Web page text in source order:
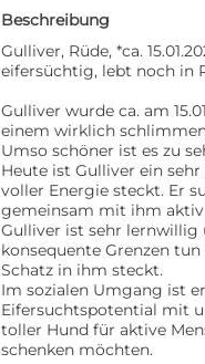
Beschreibung
Gulliver, Rüde, *ca.
eifersüchtig, lebt noch in
Gulliver wurde ca. am
einem wirklich
Umso schöner ist es zu
Heute ist Gulliver ein
voller Energie steckt. Er
gemeinsam mit ihm aktiv
Gulliver ist sehr lernwillig
konsequente Grenzen
Schatz in ihm steckt.
Im sozialen Umgang ist
Eifersuchtspotential mit
toller Hund für aktive
schenken möchten.